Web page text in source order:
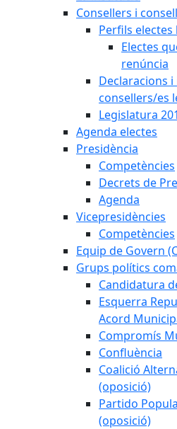
Consellers i
Perfils
Electes
renúncia
Declaracions
consellers/es
Legislatura
Agenda electes
Presidència
Competències
Decrets de
Agenda
Vicepresidències
Competències
Equip de Govern
Grups polítics
Candidatura
Esquerra
Acord
Compromís
Confluència
Coalició
(oposició)
Partido
(oposició)